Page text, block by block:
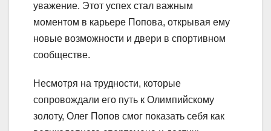
уважение. Этот успех стал важным
моментом в карьере Попова, открывая ему
новые возможности и двери в спортивном
сообществе.
Несмотря на трудности, которые
сопровождали его путь к Олимпийскому
золоту, Олег Попов смог показать себя как